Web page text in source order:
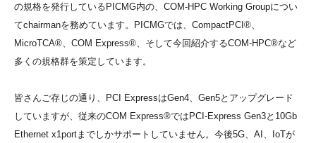
の規格を発行しているPICMG内の、 COM-HPC Working Groupについ
てchairmanを務めています。PICMGでは、CompactPCI®、
MicroTCA®、COM Express®、そして今回紹介するCOM-HPC®など
多くの規格群を策定しています。
皆さんご存じの通り、PCI ExpressはGen4、Gen5とアップグレード
していますが、従来のCOM Express®ではPCI-Express Gen3と10Gb
Ethernet x1portまでしかサポートしていません。今後5G、AI、IoTが